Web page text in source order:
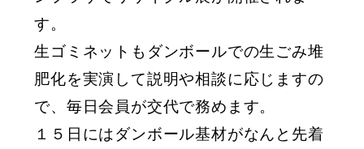
す。
生ゴミネットもダンボールでの生ごみ堆
肥化を実演して説明や相談に応じますの
で、毎日会員が交代で務めます。
１５日にはダンボール基材がなんと先着